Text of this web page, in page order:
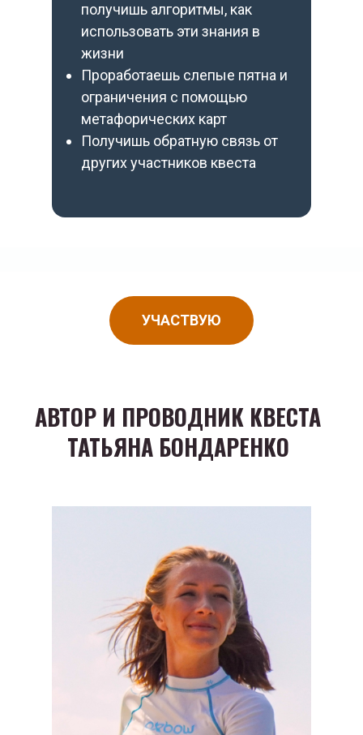
получишь алгоритмы, как
использовать эти знания в
жизни
Проработаешь слепые пятна и
ограничения с помощью
метафорических карт
Получишь обратную связь от
других участников квеста
УЧАСТВУЮ
АВТОР И ПРОВОДНИК КВЕСТА
ТАТЬЯНА БОНДАРЕНКО